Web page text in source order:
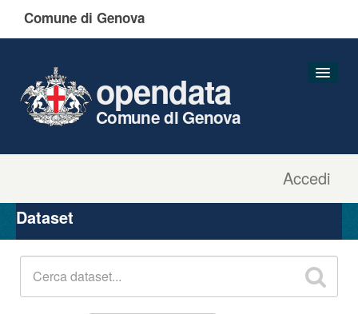
Comune di Genova
Accedi
opendata
Comune di Genova
Organizzazioni
Gruppi
Dataset